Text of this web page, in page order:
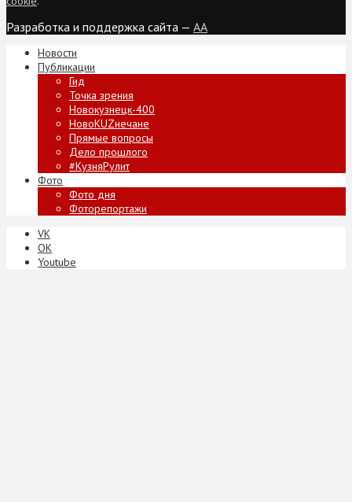
Разработка и поддержка сайта — AA
Новости
Публикации
Гид
Точка зрения
Новокузнецк-400
НовоKUZнечане
Прямые вопросы
Дело прошлого
#КузняРулит
Фото
Фото дня
Фоторепортажи
VK
ОК
Youtube